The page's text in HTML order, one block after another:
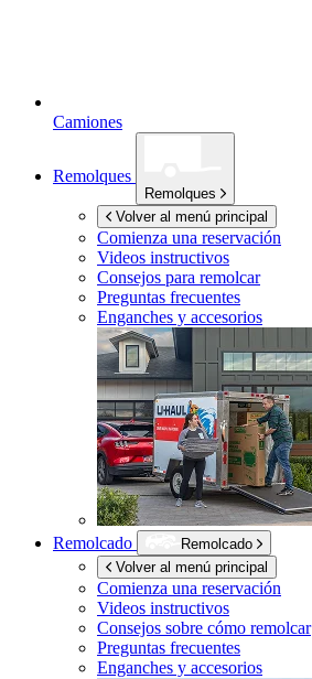
Camiones
Remolques
Remolques
Volver al menú principal
Comienza una reservación
Videos instructivos
Consejos para remolcar
Preguntas frecuentes
Enganches y accesorios
Remolcado
Remolcado
Volver al menú principal
Comienza una reservación
Videos instructivos
Consejos sobre cómo remolcar
Preguntas frecuentes
Enganches y accesorios